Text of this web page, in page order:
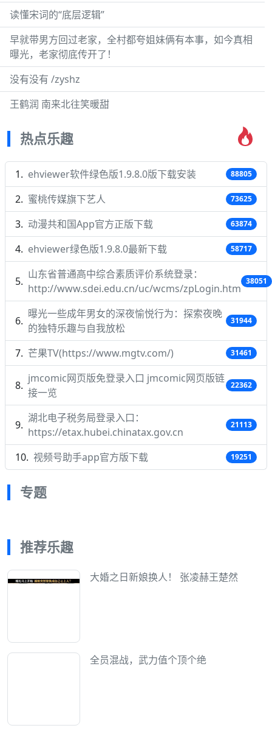
读懂宋词的“底层逻辑”
早就带男方回过老家，全村都夸姐妹俩有本事，如今真相
曝光，老家彻底传开了！
没有没有 /zyshz
王鹤润 南来北往笑暖甜
热点乐趣
ehviewer软件绿色版1.9.8.0版下载安装 88805
蜜桃传媒旗下艺人 73625
动漫共和国App官方正版下载 63874
ehviewer绿色版1.9.8.0最新下载 58717
山东省普通高中综合素质评价系统登录：
http://www.sdei.edu.cn/uc/wcms/zpLogin.htm
38051
曝光一些成年男女的深夜愉悦行为：探索夜晚
的独特乐趣与自我放松
31944
芒果TV(https://www.mgtv.com/) 31461
jmcomic网页版免登录入口 jmcomic网页版链
接一览
22362
湖北电子税务局登录入口：
https://etax.hubei.chinatax.gov.cn
21113
视频号助手app官方版下载 19251
专题
推荐乐趣
大婚之日新娘换人！ 张凌赫王楚然
全员混战，武力值个顶个绝